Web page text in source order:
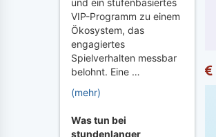
und ein stufenbasiertes
VIP-Programm zu einem
Ökosystem, das
engagiertes
Spielverhalten messbar
belohnt. Eine …
(mehr)
Was tun bei
stundenlanger